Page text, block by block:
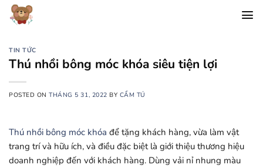
Chuyển
đến
dungTIN TỨC
Thú nhồi bông móc khóa siêu tiện lợi
POSTED ONTHÁNG 5 31, 2022 BY CẨM TÚ
Thú nhồi bông móc khóa để tặng khách hàng, vừa làm vật
trang trí và hữu ích, và điều đặc biệt là giới thiệu thương hiệu
doanh nghiệp đến với khách hàng. Dùng vải nỉ nhung màu